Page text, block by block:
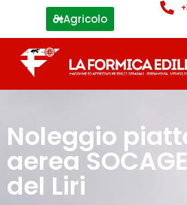
Agricolo
Noleggio
aerea
del Liri